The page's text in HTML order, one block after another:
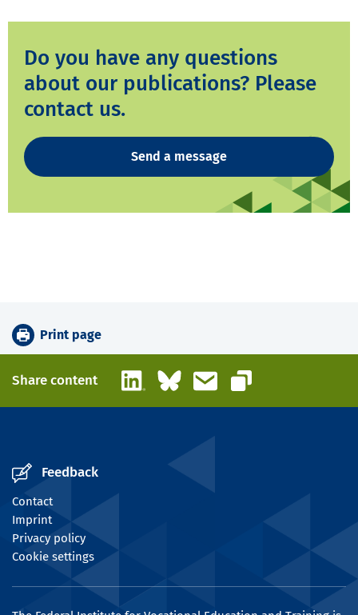
Do you have any questions
about our publications? Please
contact us.
Send a message
Print page
Share content LinkedInBlueskyEmail
Copy link
Feedback
Contact
Imprint
Privacy policy
Cookie settings